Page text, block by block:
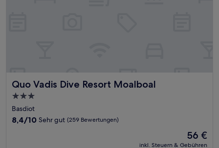
Quo Vadis Dive Resort Moalboal
Quo Vadis Dive Resort Moalboal
3.0-
Sterne-
Unterkunft
Basdiot
8.4
8,4/10 Sehr gut (259 Bewertungen)
Der
Preis
56 €
inkl. Steuern & Gebühren